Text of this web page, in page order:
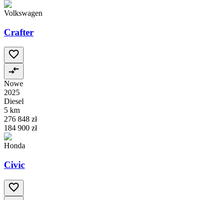
Volkswagen
Crafter
Nowe
2025
Diesel
5 km
276 848 zł
184 900 zł
Honda
Civic